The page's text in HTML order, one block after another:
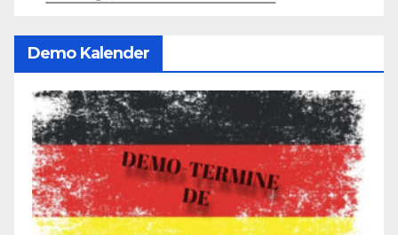
Demo Kalender